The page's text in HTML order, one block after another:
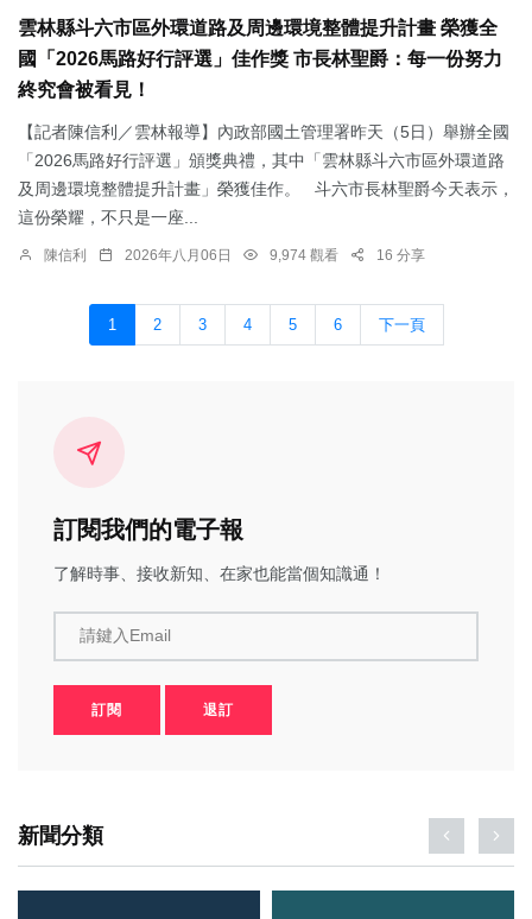
雲林縣斗六市區外環道路及周邊環境整體提升計畫 榮獲全
國「2026馬路好行評選」佳作獎 市長林聖爵：每一份努力
終究會被看見！
【記者陳信利／雲林報導】內政部國土管理署昨天（5日）舉辦全國
「2026馬路好行評選」頒獎典禮，其中「雲林縣斗六市區外環道路
及周邊環境整體提升計畫」榮獲佳作。 斗六市長林聖爵今天表示，
這份榮耀，不只是一座...
陳信利 2026年八月06日 9,974 觀看 16 分享
1 2 3 4 5 6 下一頁
訂閱我們的電子報
了解時事、接收新知、在家也能當個知識通！
請鍵入Email
訂閱 退訂
新聞分類